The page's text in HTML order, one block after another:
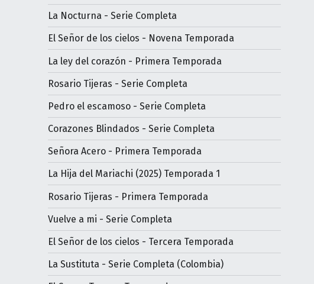
La Nocturna - Serie Completa
El Señor de los cielos - Novena Temporada
La ley del corazón - Primera Temporada
Rosario Tijeras - Serie Completa
Pedro el escamoso - Serie Completa
Corazones Blindados - Serie Completa
Señora Acero - Primera Temporada
La Hija del Mariachi (2025) Temporada 1
Rosario Tijeras - Primera Temporada
Vuelve a mi - Serie Completa
El Señor de los cielos - Tercera Temporada
La Sustituta - Serie Completa (Colombia)